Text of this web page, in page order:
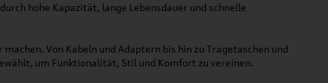
hohe Kapazität, lange Lebensdauer und schnelle
Von Kabeln und Adaptern bis hin zu Tragetaschen und
um Funktionalität, Stil und Komfort zu vereinen.